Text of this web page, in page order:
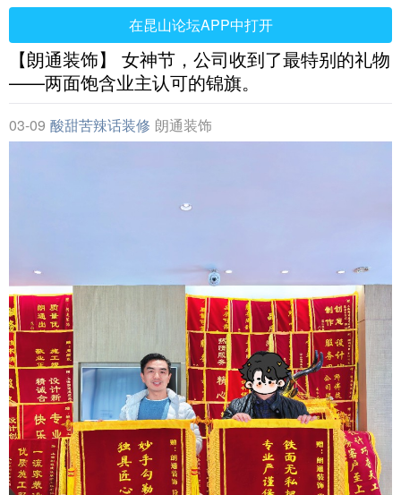
在昆山论坛APP中打开
【朗通装饰】 女神节，公司收到了最特别的礼物
——两面饱含业主认可的锦旗。
03-09 酸甜苦辣话装修 朗通装饰